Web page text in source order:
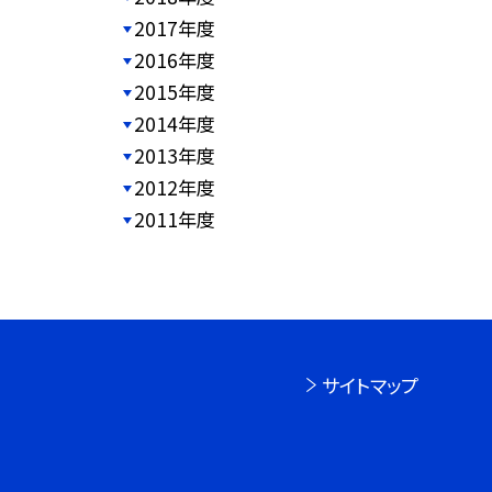
2017年度
2016年度
2015年度
2014年度
2013年度
2012年度
2011年度
サイトマップ